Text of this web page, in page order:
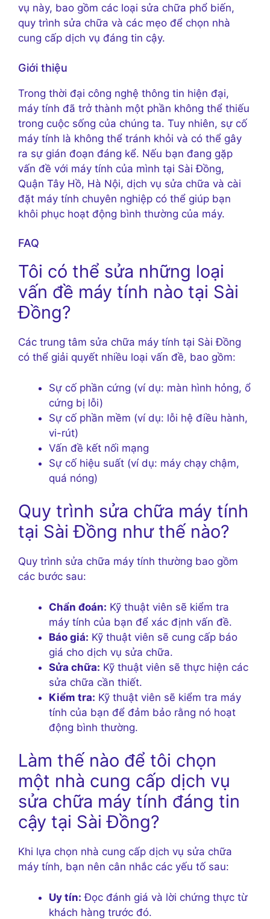
vụ này, bao gồm các loại sửa chữa phổ biến,
quy trình sửa chữa và các mẹo để chọn nhà
cung cấp dịch vụ đáng tin cậy.
Giới thiệu
Trong thời đại công nghệ thông tin hiện đại,
máy tính đã trở thành một phần không thể thiếu
trong cuộc sống của chúng ta. Tuy nhiên, sự cố
máy tính là không thể tránh khỏi và có thể gây
ra sự gián đoạn đáng kể. Nếu bạn đang gặp
vấn đề với máy tính của mình tại Sài Đồng,
Quận Tây Hồ, Hà Nội, dịch vụ sửa chữa và cài
đặt máy tính chuyên nghiệp có thể giúp bạn
khôi phục hoạt động bình thường của máy.
FAQ
Tôi có thể sửa những loại
vấn đề máy tính nào tại Sài
Đồng?
Các trung tâm sửa chữa máy tính tại Sài Đồng
có thể giải quyết nhiều loại vấn đề, bao gồm:
Sự cố phần cứng (ví dụ: màn hình hỏng, ổ
cứng bị lỗi)
Sự cố phần mềm (ví dụ: lỗi hệ điều hành,
vi-rút)
Vấn đề kết nối mạng
Sự cố hiệu suất (ví dụ: máy chạy chậm,
quá nóng)
Quy trình sửa chữa máy tính
tại Sài Đồng như thế nào?
Quy trình sửa chữa máy tính thường bao gồm
các bước sau:
Chẩn đoán: Kỹ thuật viên sẽ kiểm tra
máy tính của bạn để xác định vấn đề.
Báo giá: Kỹ thuật viên sẽ cung cấp báo
giá cho dịch vụ sửa chữa.
Sửa chữa: Kỹ thuật viên sẽ thực hiện các
sửa chữa cần thiết.
Kiểm tra: Kỹ thuật viên sẽ kiểm tra máy
tính của bạn để đảm bảo rằng nó hoạt
động bình thường.
Làm thế nào để tôi chọn
một nhà cung cấp dịch vụ
sửa chữa máy tính đáng tin
cậy tại Sài Đồng?
Khi lựa chọn nhà cung cấp dịch vụ sửa chữa
máy tính, bạn nên cân nhắc các yếu tố sau:
Uy tín: Đọc đánh giá và lời chứng thực từ
khách hàng trước đó.